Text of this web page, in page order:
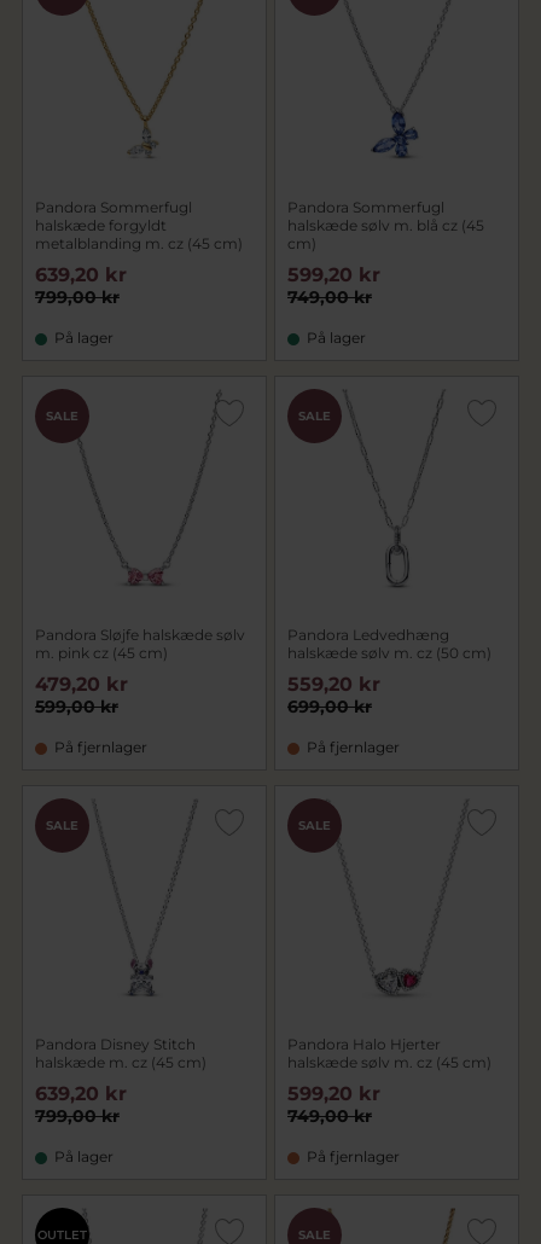
Pandora Sommerfugl
halskæde forgyldt
metalblanding m. cz (45 cm)
799,00 kr
639,20 kr
På lager
Pandora Sommerfugl
halskæde sølv m. blå cz (45
cm)
749,00 kr
599,20 kr
På lager
SALE
Pandora Sløjfe halskæde sølv
m. pink cz (45 cm)
599,00 kr
479,20 kr
På fjernlager
SALE
Pandora Ledvedhæng
halskæde sølv m. cz (50 cm)
699,00 kr
559,20 kr
På fjernlager
SALE
Pandora Disney Stitch
halskæde m. cz (45 cm)
799,00 kr
639,20 kr
På lager
SALE
Pandora Halo Hjerter
halskæde sølv m. cz (45 cm)
749,00 kr
599,20 kr
På fjernlager
OUTLET SALE